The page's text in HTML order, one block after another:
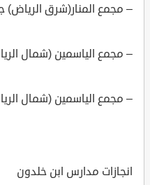
– مجمع المنار(شرق الرياض)
– مجمع الياسمين (شمال
– مجمع الياسمين (شمال
انجازات مدارس ابن خلدون